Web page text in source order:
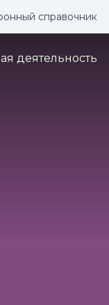
справочник
деятельность